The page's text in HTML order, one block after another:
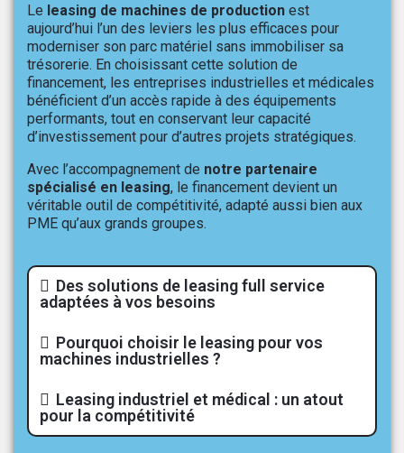
Le leasing de machines de production est
aujourd’hui l’un des leviers les plus efficaces pour
moderniser son parc matériel sans immobiliser sa
trésorerie. En choisissant cette solution de
financement, les entreprises industrielles et médicales
bénéficient d’un accès rapide à des équipements
performants, tout en conservant leur capacité
d’investissement pour d’autres projets stratégiques.
Avec l’accompagnement de notre partenaire
spécialisé en leasing, le financement devient un
véritable outil de compétitivité, adapté aussi bien aux
PME qu’aux grands groupes.
Des solutions de leasing full service
adaptées à vos besoins
Pourquoi choisir le leasing pour vos
machines industrielles ?
Leasing industriel et médical : un atout
pour la compétitivité